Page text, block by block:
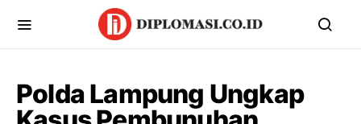
Polda Lampung Ungkap